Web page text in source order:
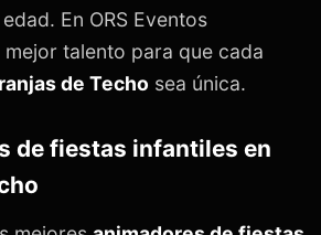
En ORS Eventos
talento para que cada
de Techo sea única.
de fiestas infantiles en